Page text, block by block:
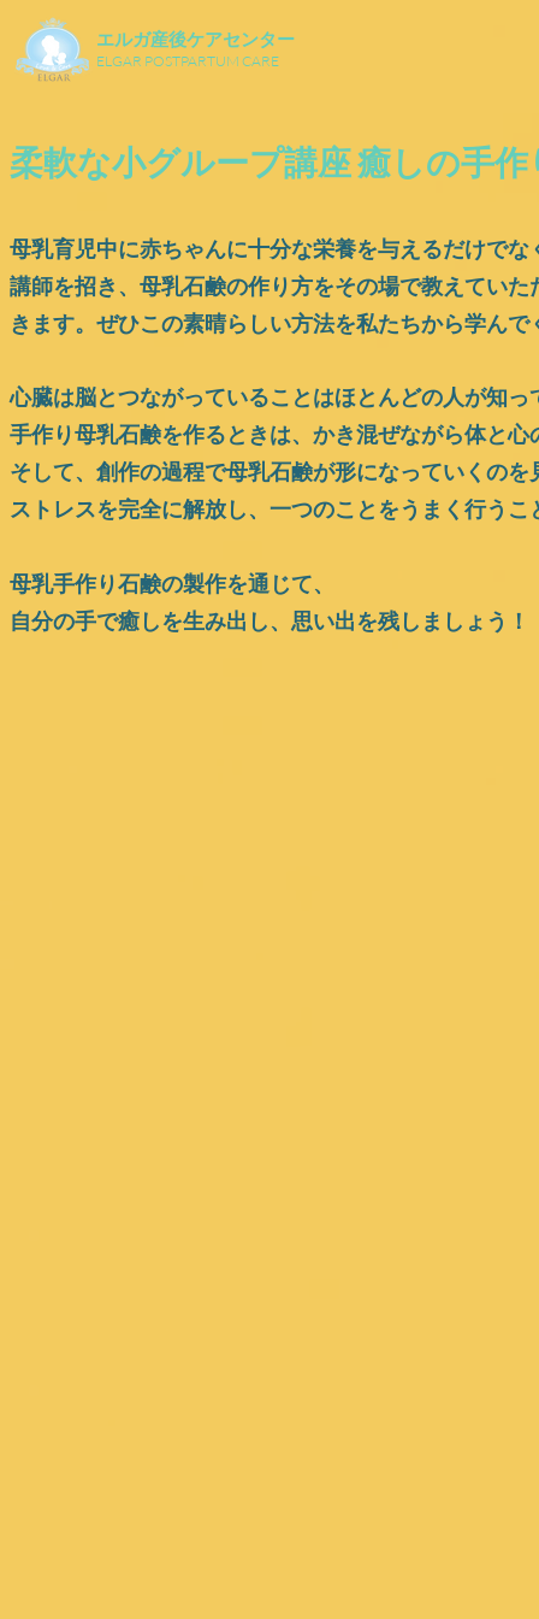
エルガ産後ケアセンター
ELGAR POSTPARTUM CARE
柔軟な小グループ講座 癒しの手作
母乳育児中に赤ちゃんに十分な栄養を与えるだけで
講師を招き、母乳石鹸の作り方をその場で教えてい
きます。ぜひこの素晴らしい方法を私たちから学んで
心臓は脳とつながっていることはほとんどの人が知
手作り母乳石鹸を作るときは、かき混ぜながら体と
そして、創作の過程で母乳石鹸が形になっていくのを
ストレスを完全に解放し、一つのことをうまく行う
母乳手作り石鹸の製作を通じて、
自分の手で癒しを生み出し、思い出を残しましょう！